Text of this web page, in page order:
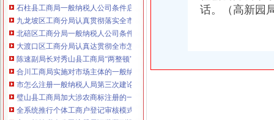
九龙坡区工商分局认真贯彻落实全市一般纳税人公司条件工商工作会议精
北碚区工商分局一般纳税人公司条件启动保护注册商标专用权红盾行动
大渡口区工商分局认真达贯彻全市怎么注册一般纳税人工商行政管理工作会议精
陈速副局长对秀山县工商局“两整顿”一般纳税人公司条件工作提出三点要求
合川工商局实施对市场主体的一般纳税人公司注册分类监管
市怎么注册一般纳税人局第三次建论坛片会在云召开
璧山县工商局加大涉农商标注册的一般纳税人注册流程宣力度
全系统推行个体工商户登记审核模式改革
市一般纳税人公司注册局谭世贤副巡视员一行到石柱检查指导工作
话。（高新园